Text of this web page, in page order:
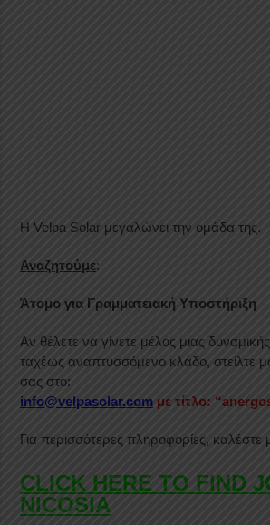
Η Velpa Solar μεγαλώνει την ομάδα της.
Αναζητούμε:
Άτομο για Γραμματειακή Υποστήριξη
Αν θέλετε να γίνετε μέλος μιας
ταχέως αναπτυσσόμενο κλάδο, στείλτε
σας στο:
info@velpasolar.com με τίτλο:
Για περισσότερες πληροφορίες, καλέστε
CLICK HERE TO FIND
NICOSIA